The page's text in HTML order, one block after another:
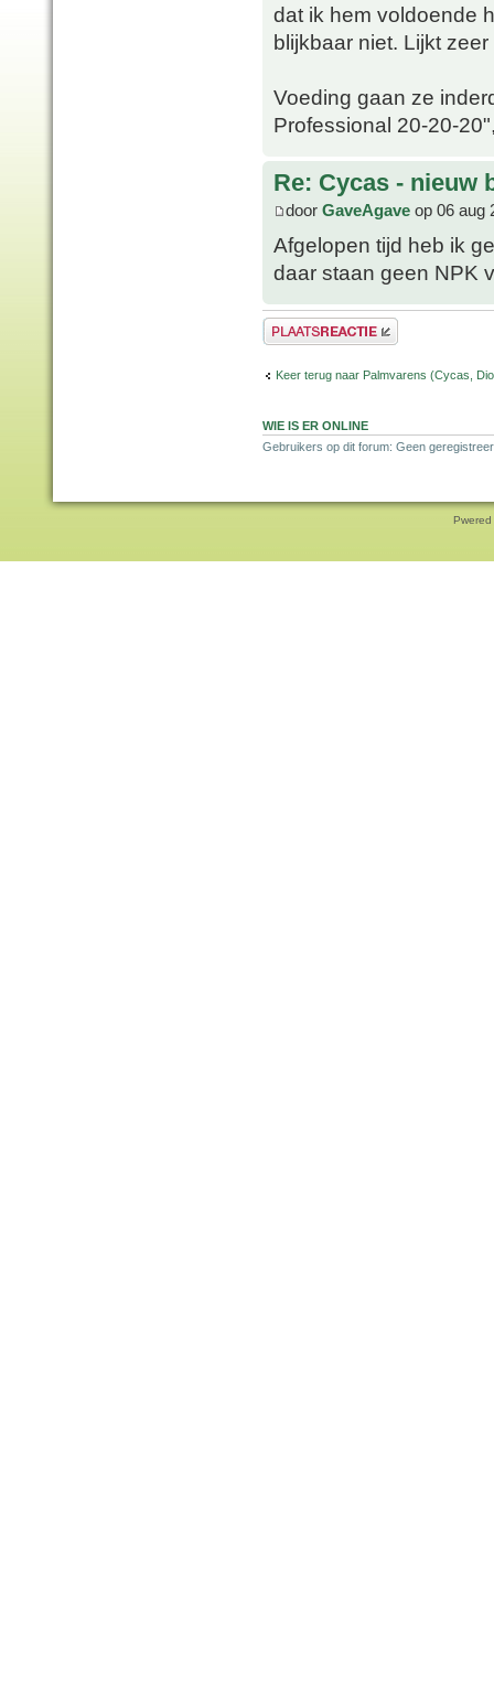
dat ik hem voldoende
blijkbaar niet. Lijkt
Voeding gaan ze
Professional 20-20-
Re: Cycas - nieuw
door GaveAgave op 06 aug
Afgelopen tijd heb ik
daar staan geen NPK
Plaats een reactie
Keer terug naar Palmvarens (Cycas,
WIE IS ER ONLINE
Gebruikers op dit forum: Geen